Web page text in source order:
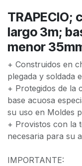
TRAPECIO;
largo 3m;
menor
+ Construidos en
plegada y soldada
+ Protegidos de la
base acuosa
su uso en Moldes
+ Provistos con la
necesaria para su
IMPORTANTE: